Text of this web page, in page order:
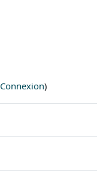
Connexion)